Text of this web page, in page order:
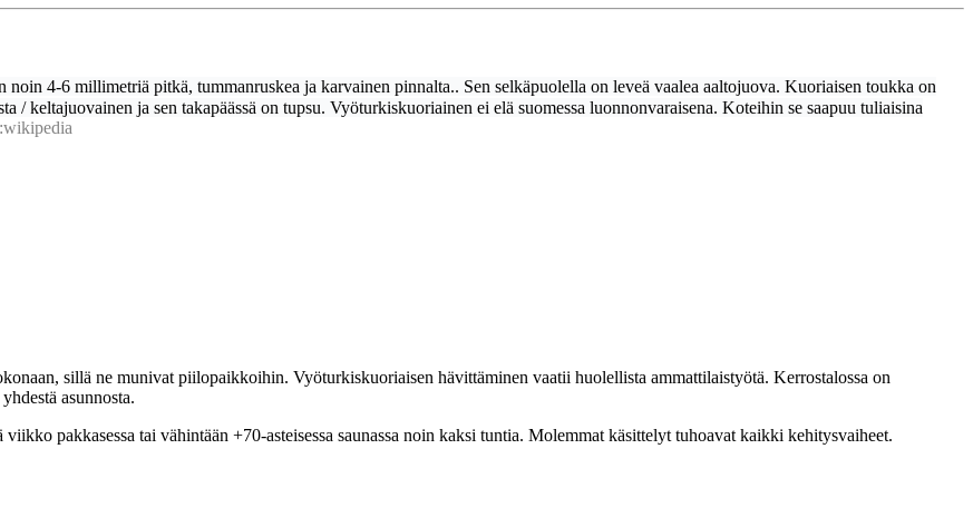
noin 4-6 millimetriä pitkä, tummanruskea ja karvainen pinnalta.. Sen selkäpuolella on leveä vaalea aaltojuova. Kuoriaisen toukka on
/ keltajuovainen ja sen takapäässä on tupsu. Vyöturkiskuoriainen ei elä suomessa luonnonvaraisena. Koteihin se saapuu tuliaisina
sillä ne munivat piilopaikkoihin. Vyöturkiskuoriaisen hävittäminen vaatii huolellista ammattilaistyötä. Kerrostalossa on
asunnosta.
pakkasessa tai vähintään +70-asteisessa saunassa noin kaksi tuntia. Molemmat käsittelyt tuhoavat kaikki kehitysvaiheet.